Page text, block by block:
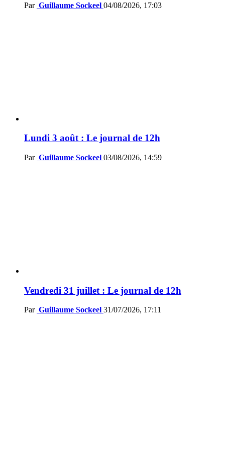
Par Guillaume Sockeel 04/08/2026, 17:03
Lundi 3 août : Le journal de 12h
Par Guillaume Sockeel 03/08/2026, 14:59
Vendredi 31 juillet : Le journal de 12h
Par Guillaume Sockeel 31/07/2026, 17:11